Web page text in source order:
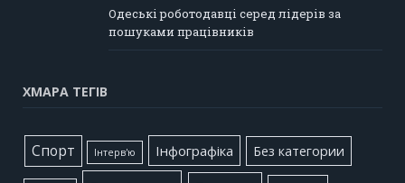
Одеські роботодавці серед лідерів за
пошуками працівників
ХМАРА ТЕГІВ
Cпорт Інтерв'ю Інфографіка Без категории